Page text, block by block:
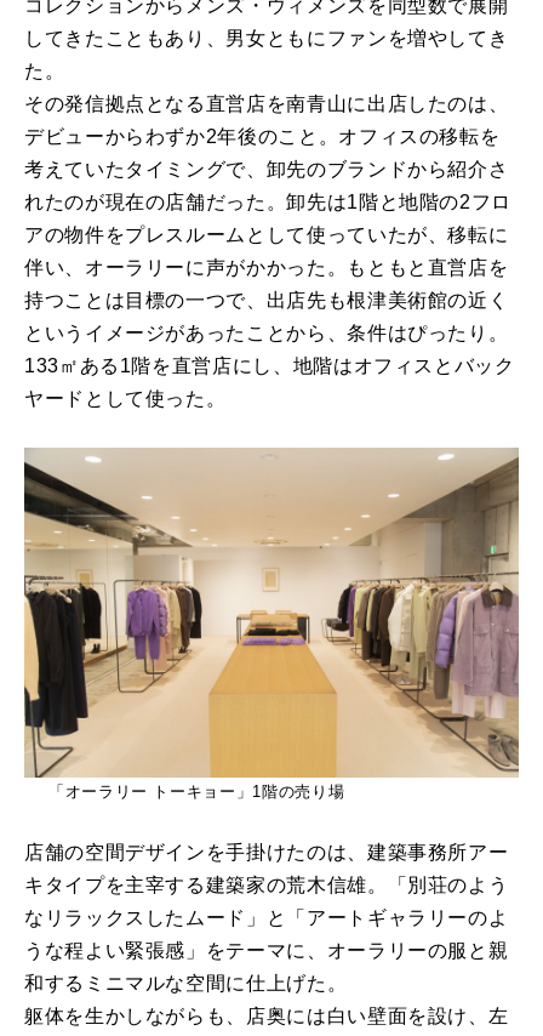
コレクションからメンズ・ウィメンズを同型数で展開
してきたこともあり、男女ともにファンを増やしてき
た。
その発信拠点となる直営店を南青山に出店したのは、
デビューからわずか2年後のこと。オフィスの移転を
考えていたタイミングで、卸先のブランドから紹介さ
れたのが現在の店舗だった。卸先は1階と地階の2フロ
アの物件をプレスルームとして使っていたが、移転に
伴い、オーラリーに声がかかった。もともと直営店を
持つことは目標の一つで、出店先も根津美術館の近く
というイメージがあったことから、条件はぴったり。
133㎡ある1階を直営店にし、地階はオフィスとバック
ヤードとして使った。
「オーラリー トーキョー」1階の売り場
店舗の空間デザインを手掛けたのは、建築事務所アー
キタイプを主宰する建築家の荒木信雄。「別荘のよう
なリラックスしたムード」と「アートギャラリーのよ
うな程よい緊張感」をテーマに、オーラリーの服と親
和するミニマルな空間に仕上げた。
躯体を生かしながらも、店奥には白い壁面を設け、左